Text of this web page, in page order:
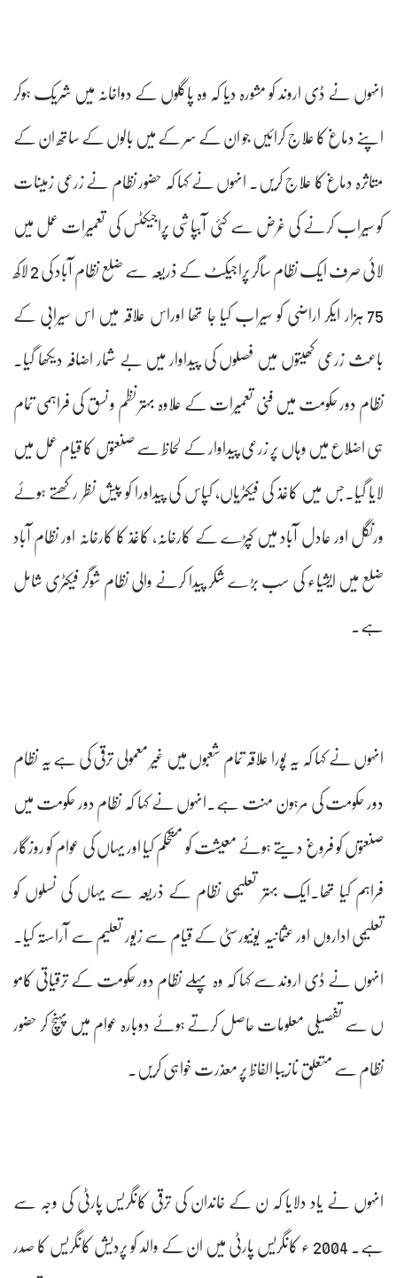
انہوں نے ڈی اروند کو مشورہ دیا کہ وہ پاگلوں کے دواخانہ میں شریک ہوکر
اپنے دماغ کا علاج کرائیں جو ان کے سر کے میں بالوں کے ساتھ ان کے
متاثرہ دماغ کا علاج کریں۔ انہوں نے کہا کہ حضور نظام نے زرعی زمینات
کو سیراب کرنے کی غرض سے کئی آبپاشی پراجیکٹس کی تعمیرات عمل میں
لائی صرف ایک نظام ساگر پراجیکٹ کے ذریعہ سے ضلع نظام آباد کی 2 لاکھ
75 ہزار ایکر اراضی کو سیراب کیا جا تھا اوراس علاقہ میں اس سیرابی کے
باعث زرعی کھیتوں میں فصلوں کی پیداوار میں بے شمار اضافہ دیکھا گیا۔
نظام دور حکومت میں فنی تعمیرات کے علاوہ بہتر نظم و نسق کی فراہمی تمام
ہی اضلاع میں وہاں پر زرعی پیداوار کے لحاظ سے صنعتوں کا قیام عمل میں
لایا گیا۔جس میں کاغذ کی فیکٹریاں، کپاس کی پیداورا کو پیش نظر رکھتے ہوئے
ورنگل اور عادل آباد میں کپڑے کے کارخانہ، کاغذ کا کارخانہ اور نظام آباد
ضلع میں ایشیاء کی سب بڑے شکر پیدا کرنے والی نظام شوگر فیکٹری شامل
ہے۔
انہوں نے کہا کہ یہ پورا علاقہ تمام شعبوں میں غیر معمولی ترقی کی ہے یہ نظام
دور حکومت کی مرہون منت ہے۔انہوں نے کہا کہ نظام دور حکومت میں
صنعتوں کو فروغ دیتے ہوئے معیشت کو مستحکم کیا اور یہاں کی عوام کو روزگار
فراہم کیا تھا۔ایک بہتر تعلیمی نظام کے ذریعہ سے یہاں کی نسلوں کو
تعلیمی اداروں اور عثمانیہ یونیورسٹی کے قیام سے زیور تعلیم سے آراستہ کیا۔
انہوں نے ڈی اروند سے کہا کہ وہ پہلے نظام دور حکومت کے ترقیاتی کامو
ں سے تفصیلی معلومات حاصل کرتے ہوئے دوبارہ عوام میں پہنچ کر حضور
نظام سے متعلق نازیبا الفاظ پر معذرت خواہی کریں۔
انہوں نے یاد دلایا کہ ن کے خاندان کی ترقی کانگریس پارٹی کی وجہ سے
ہے۔ 2004 ء کانگریس پارٹی میں ان کے والد کو پردیش کانگریس کا صدر